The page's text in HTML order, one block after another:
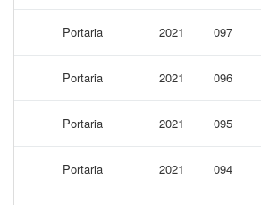
Portaria 2021 097
Portaria 2021 096
Portaria 2021 095
Portaria 2021 094